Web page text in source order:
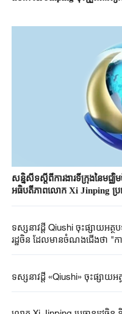
សន្និសីទស្តីពីការងារទីក្រុងនៃមជ្
អធិបតីភាពលោក Xi Jinping ប្រធ
ទស្សនាវដ្តី Qiushi ចុះផ្សាយអ
រដ្ឋចិន ដែលមានចំណងជើងថា "ក
ទស្សនាវដ្តី «Qiushi» ចុះផ្សាយ